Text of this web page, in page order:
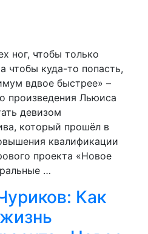
ног, чтобы только
чтобы куда-то попасть,
вдвое быстрее» –
произведения Льюиса
девизом
который прошёл в
квалификации
проекта «Новое
…
Как